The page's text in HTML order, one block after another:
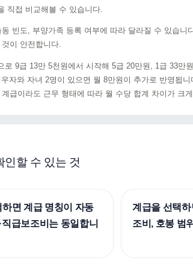
직접 비교해볼 수 있습니다.
빈도, 부양가족 등록 여부에 따라 달라질 수 있습
이 안전합니다.
로 9급 13만 5천원에서 시작해 5급 20만원, 1급 33
자와 자녀 2명이 있으면 월 8만원이 추가로 반영됩
급이라도 근무 형태에 따라 월 수당 합계 차이가 크
인할 수 있는 것
면 계급 명칭이 자동
급보조비는 동일합니
계급을 선택
조비, 호봉 범